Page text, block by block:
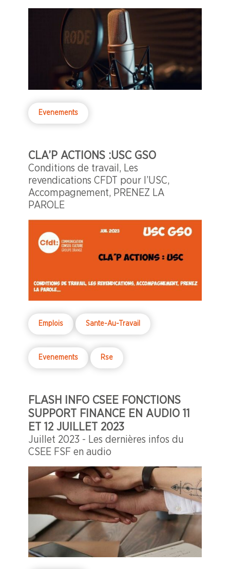
Evenements
CLA’P ACTIONS :USC GSO
Conditions de travail, Les
revendications CFDT pour l’USC,
Accompagnement, PRENEZ LA
PAROLE
Emplois Sante-Au-Travail
Evenements Rse
FLASH INFO CSEE FONCTIONS
SUPPORT FINANCE EN AUDIO 11
ET 12 JUILLET 2023
Juillet 2023 - Les dernières infos du
CSEE FSF en audio